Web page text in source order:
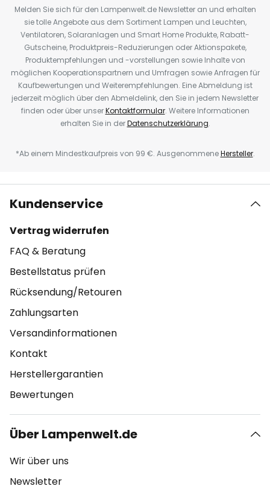
Melden Sie sich für den Lampenwelt.de Newsletter an und erhalten
sie tolle Angebote aus dem Sortiment Lampen und Leuchten,
Ventilatoren, Solaranlagen und Smart Home Produkte, Rabatt-
Gutscheine, Produktpreis-Reduzierungen oder Aktionspakete,
Produktempfehlungen und -vorstellungen sowie Inhalte von
möglichen Kooperationspartnern und Umfragen sowie Anfragen für
Kaufbewertungen und Weiterempfehlungen. Eine Abmeldung ist
jederzeit möglich über den Abmeldelink, den Sie in jedem Newsletter
finden oder über unserKontaktformular. Weitere Informationen
erhalten Sie in derDatenschutzerklärung.
*Ab einem Mindestkaufpreis von 99 €. AusgenommeneHersteller.
Kundenservice
Vertrag widerrufen
FAQ & Beratung
Bestellstatus prüfen
Rücksendung/Retouren
Zahlungsarten
Versandinformationen
Kontakt
Herstellergarantien
Bewertungen
Über Lampenwelt.de
Wir über uns
Newsletter